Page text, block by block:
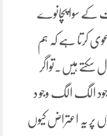
کے سوا پچانوے
کرتا ہے کہ ہم
سکتے ہیں۔تواگر
الگ الگ وجو د
پر یہ اعتراض کیوں